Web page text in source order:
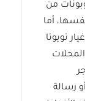
من
أما
تويوتا
رسالة